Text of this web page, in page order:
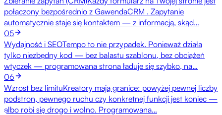
połączony bezpośrednio z GawendaCRM . Zapytanie
automatycznie staje się kontaktem — z informacją, skąd…
05
Wydajność i SEOTempo to nie przypadek. Ponieważ działa
tylko niezbędny kod — bez balastu szablonu, bez obciążeń
wtyczek — programowana strona ładuje się szybko, na…
06
Wzrost bez limituKreatory mają granice: powyżej pewnej liczby
podstron, pewnego ruchu czy konkretnej funkcji jest koniec —
albo robi się drogo i wolno. Programowana…